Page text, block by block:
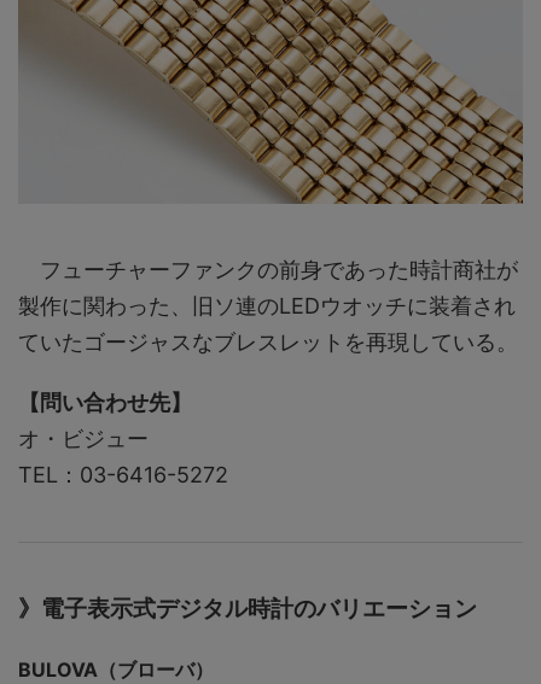
フューチャーファンクの前身であった時計商社が
製作に関わった、旧ソ連のLEDウオッチに装着され
ていたゴージャスなブレスレットを再現している。
【問い合わせ先】
オ・ビジュー
TEL：03-6416-5272
》電子表示式デジタル時計のバリエーション
BULOVA（ブローバ）